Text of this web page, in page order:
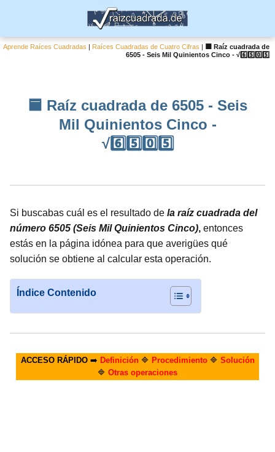
Aprende Raíces Cuadradas | Raíces Cuadradas de Cuatro Cifras |
🟦 Raíz cuadrada de
6505 - Seis Mil Quinientos Cinco - √6️⃣5️⃣0️⃣5️⃣
🟦 Raíz cuadrada de 6505 - Seis
Mil Quinientos Cinco -
√6️⃣5️⃣0️⃣5️⃣
Si buscabas cuál es el resultado de la raíz cuadrada del
número 6505 (Seis Mil Quinientos Cinco), entonces
estás en la página idónea para que averigües qué
solución se obtiene al calcular esta operación.
Índice Contenido
ACCESO RÁPIDO➡️ Definición🔷 Procedimiento🔷 Solución
🔷 Otras operaciones